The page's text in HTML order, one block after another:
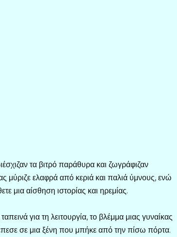
τα βιτρό παράθυρα και ζωγράφιζαν
ελαφρά από κεριά και παλιά ύμνους, ενώ
μια αίσθηση ιστορίας και ηρεμίας.
για τη λειτουργία, το βλέμμα μιας γυναίκας
σε μια ξένη που μπήκε από την πίσω πόρτα.